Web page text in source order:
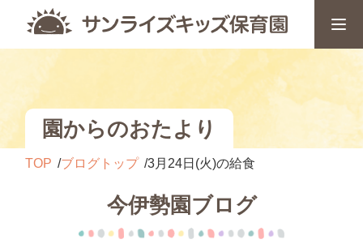
園からのおたより
TOP ブログトップ 3月24日(火)の給食
今伊勢園ブログ